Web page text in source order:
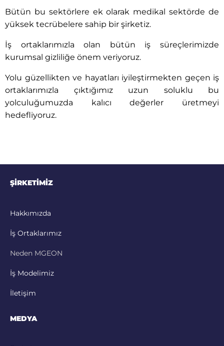
Bütün bu sektörlere ek olarak medikal sektörde de
yüksek tecrübelere sahip bir şirketiz.
İş ortaklarımızla olan bütün iş süreçlerimizde
kurumsal gizliliğe önem veriyoruz.
Yolu güzellikten ve hayatları iyileştirmekten geçen iş
ortaklarımızla çıktığımız uzun soluklu bu
yolculuğumuzda kalıcı değerler üretmeyi
hedefliyoruz.
ŞİRKETİMİZ
Hakkımızda
İş Ortaklarımız
Neden MGEON
İş Modelimiz
İletişim
MEDYA